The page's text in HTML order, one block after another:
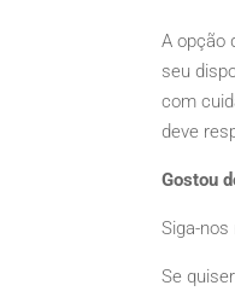
A opção
seu
com
deve
Gostou
Siga-
Se